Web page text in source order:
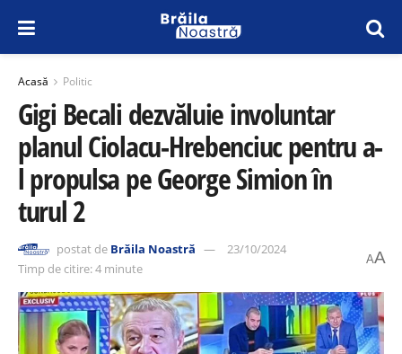
Acasă Politic
Gigi Becali dezvăluie involuntar
planul Ciolacu-Hrebenciuc pentru a-
l propulsa pe George Simion în
turul 2
postat de Brăila Noastră
23/10/2024
Timp de citire: 4 minute
AA